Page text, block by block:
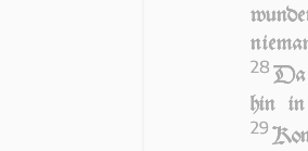
28 Da
hin
29